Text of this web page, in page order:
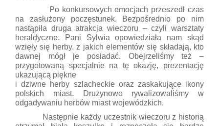
Po konkursowych emocjach przeszedł czas
na zasłużony poczęstunek. Bezpośrednio po nim
nastąpiła druga atrakcja wieczoru – czyli warsztaty
heraldyczne. Pani Sylwia opowiedziała nam skąd
wzięły się herby, z jakich elementów się składają, kto
dawnej mógł je posiadać. Obejrzeliśmy też –
przygotowaną specjalnie na tę okazję, prezentację
ukazującą piękne
i dziwne herby szlacheckie oraz zaskakujące ikony
polskich miast. Drużynowo rywalizowaliśmy w
odgadywaniu herbów miast wojewódzkich.
Następnie każdy uczestnik wieczoru z historią